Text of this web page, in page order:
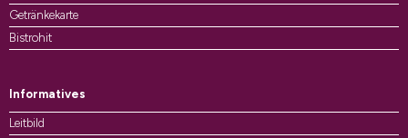
Getränkekarte
Bistrohit
Informatives
Leitbild